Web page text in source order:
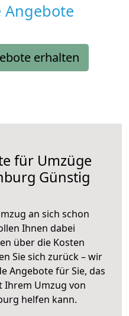
Angebote
erhalten
für Umzüge
Günstig
an sich schon
Ihnen dabei
über die Kosten
Sie sich zurück – wir
Angebote für Sie, das
Ihrem Umzug von
helfen kann.